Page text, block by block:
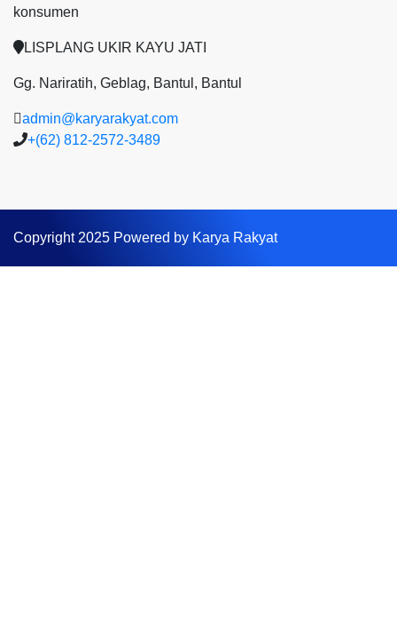
konsumen
LISPLANG UKIR KAYU JATI
Gg. Nariratih, Geblag, Bantul, Bantul
admin@karyarakyat.com
+(62) 812-2572-3489
Copyright 2025 Powered by Karya Rakyat